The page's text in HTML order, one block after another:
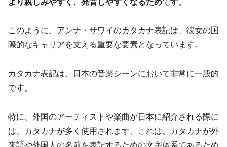
このように、アンナ・サワイのカタカナ表記は、彼女の国
際的なキャリアを支える重要な要素となっています。
カタカナ表記は、日本の音楽シーンにおいて非常に一般的
です。
特に、外国のアーティストや楽曲が日本に紹介される際に
は、カタカナが多く使用されます。これは、カタカナが外
来語や外国人の名前を表記するための文字体系であるため